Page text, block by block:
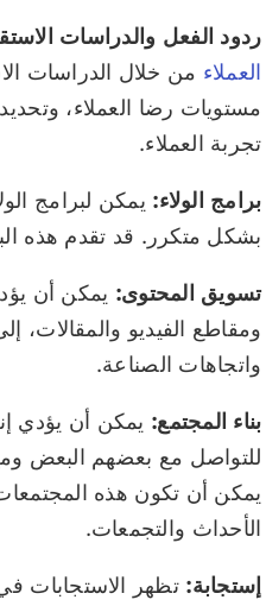
ردود الفعل والدراسات
العملاء من خلال الدراسات
مستويات رضا العملاء،
تجربة العملاء.
برامج الولاء: يمكن لبرامج
بشكل متكرر. قد تقدم هذه
تسويق المحتوى: يمكن أن
ومقاطع الفيديو
واتجاهات الصناعة.
بناء المجتمع: يمكن أن يؤدي
للتواصل مع بعضهم البعض ومع
يمكن أن تكون هذه
الأحداث والتجمعات.
إستجابة: تظهر الاستجابات